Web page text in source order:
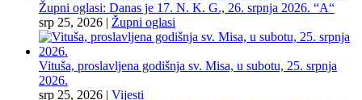
Župni oglasi: Danas je 17. N. K. G., 26. srpnja 2026. “A“
srp 25, 2026 | Župni oglasi
Vituša, proslavljena godišnja sv. Misa, u subotu, 25. srpnja
2026.
srp 25, 2026 | Vijesti